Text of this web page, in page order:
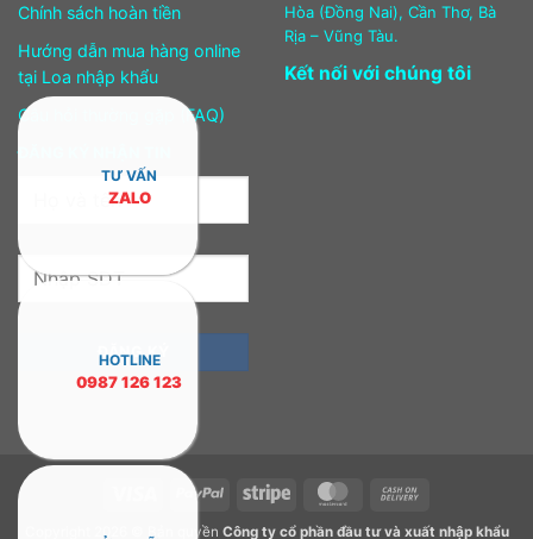
Chính sách hoàn tiền
Hướng dẫn mua hàng online
tại Loa nhập khẩu
Câu hỏi thường gặp (FAQ)
Hòa (Đồng Nai), Cần Thơ, Bà
Rịa – Vũng Tàu.
Kết nối với chúng tôi
PayPal Stripe MasterCard
Delivery
Copyright 2026 © Bản quyền Công ty cổ phần đầu tư và xuất nhập khẩu
TƯ VẤN
ZALO
HOTLINE
0987 126 123